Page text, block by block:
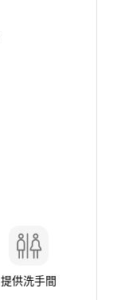
提供洗手間